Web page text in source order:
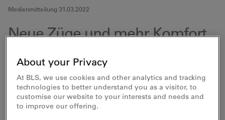
Medienmitteilung 31.03.2022
Neue Züge und mehr Komfort
Hinterland
Der Verkehrsverbund Luzern (VVL) und die
BLS beabsichtigen, in der Region Luzern
About your Privacy
At BLS, we use cookies and other analytics and tracking
technologies to better understand you as a visitor, to
customise our website to your interests and needs and
to improve our offering.